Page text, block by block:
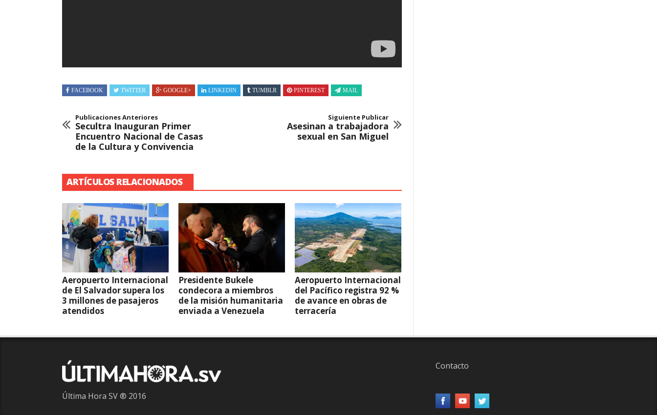
FACEBOOK TWITTER GOOGLE+ LINKEDIN TUMBLR PINTEREST MAIL
Publicaciones Anteriores
Secultra Inauguran Primer
Encuentro Nacional de Casas
de la Cultura y Convivencia
Siguiente Publicar
Asesinan a trabajadora
sexual en San Miguel
ARTÍCULOS RELACIONADOS
Aeropuerto Internacional
de El Salvador supera los
3 millones de pasajeros
atendidos
Presidente Bukele
condecora a miembros
de la misión humanitaria
enviada a Venezuela
Aeropuerto Internacional
del Pacífico registra 92 %
de avance en obras de
terracería
Última Hora SV ® 2016
Contacto